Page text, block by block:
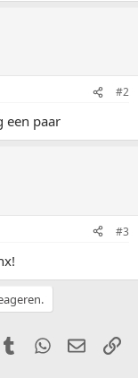
#2
een paar
#3
Tumblr WhatsApp
E-mail